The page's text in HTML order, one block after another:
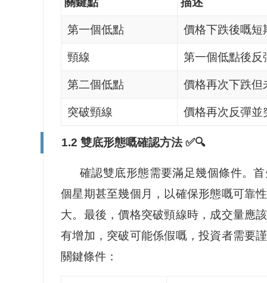
第一個低點 價格下跌後嘅短
頸線 第一個低點後反
第二個低點 價格再次下跌但
突破頸線 價格再次反彈並
1.2 雙底形態嘅確認方法 ✅🔍
確認雙底形態需要滿足幾個條件。
個星期甚至幾個月，以確保形態嘅可靠
大。最後，價格突破頸線時，成交量應
有增加，突破可能係假嘅，投資者需要
關鍵條件：